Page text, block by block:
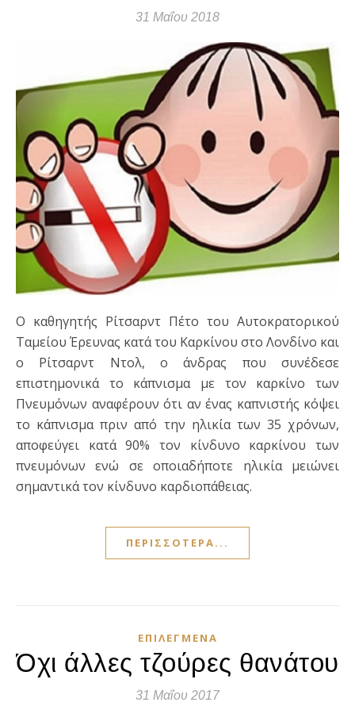
31 Μαΐου 2018
Ο καθηγητής Ρίτσαρντ Πέτο του Αυτοκρατορικού
Ταμείου Έρευνας κατά του Καρκίνου στο Λονδίνο και
ο Ρίτσαρντ Ντολ, ο άνδρας που συνέδεσε
επιστημονικά το κάπνισμα με τον καρκίνο των
Πνευμόνων αναφέρουν ότι αν ένας καπνιστής κόψει
το κάπνισμα πριν από την ηλικία των 35 χρόνων,
αποφεύγει κατά 90% τον κίνδυνο καρκίνου των
πνευμόνων ενώ σε οποιαδήποτε ηλικία μειώνει
σημαντικά τον κίνδυνο καρδιοπάθειας.
ΠΕΡΙΣΣΌΤΕΡΑ...
ΕΠΙΛΕΓΜΈΝΑ
Όχι άλλες τζούρες θανάτου
31 Μαΐου 2017